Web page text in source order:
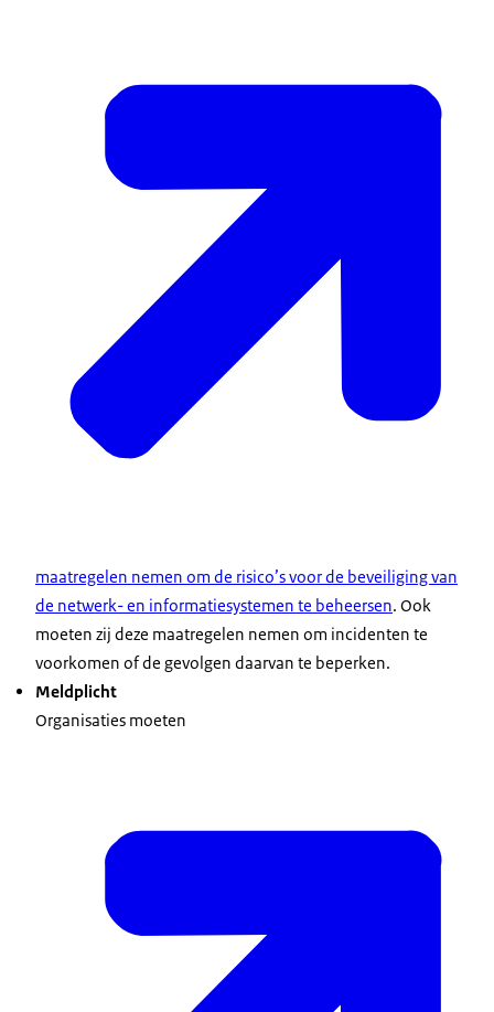
maatregelen nemen om de risico’s voor de beveiliging van
de netwerk- en informatiesystemen te beheersen. Ook
moeten zij deze maatregelen nemen om incidenten te
voorkomen of de gevolgen daarvan te beperken.
Meldplicht
Organisaties moeten